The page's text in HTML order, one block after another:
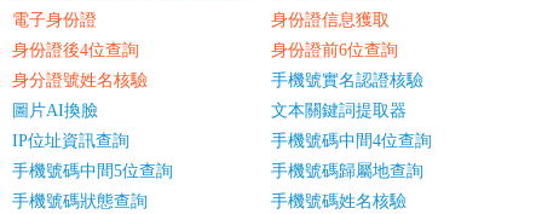
電子身份證
身份證信息獲取
身份證後4位查詢
身份證前6位查詢
身分證號姓名核驗
手機號實名認證核驗
圖片AI換臉
文本關鍵詞提取器
IP位址資訊查詢
手機號碼中間4位查詢
手機號碼中間5位查詢
手機號碼歸屬地查詢
手機號碼狀態查詢
手機號碼姓名核驗